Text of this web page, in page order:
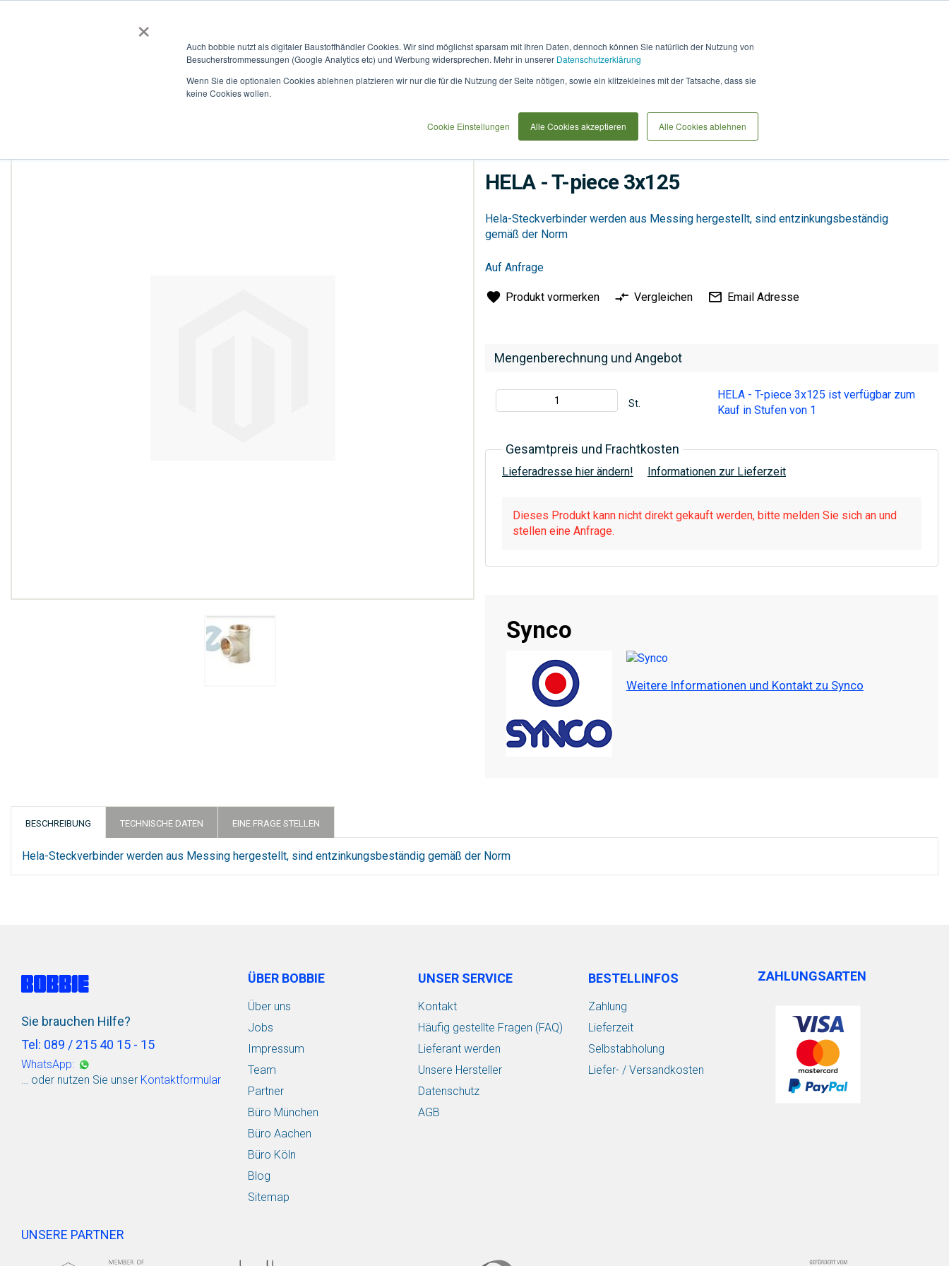
×
Auch bobbie nutzt als digitaler Baustoffhändler Cookies. Wir sind möglichst sparsam mit Ihren Daten, dennoch können Sie natürlich der Nutzung von
Besucherstrommessungen (Google Analytics etc) und Werbung widersprechen. Mehr in unserer Datenschutzerklärung
Wenn Sie die optionalen Cookies ablehnen platzieren wir nur die für die Nutzung der Seite nötigen, sowie ein klitzekleines mit der Tatsache, dass sie
keine Cookies wollen.
Cookie Einstellungen Alle Cookies akzeptieren Alle Cookies ablehnen
BOBBIEVERSUM
it
Ende
HELA - T-piece 3x125
Mengenberechnung und Angebot
St.
HELA - T-piece 3x125 ist verfügbar zum
Kauf in Stufen von 1
Gesamtpreis und Frachtkosten
Lieferadresse hier ändern! Informationen zur Lieferzeit
Dieses Produkt kann nicht direkt gekauft werden, bitte melden Sie sich an und
stellen eine Anfrage.
Synco
Weitere Informationen und Kontakt zu Synco
Hela-Steckverbinder werden aus Messing hergestellt, sind entzinkungsbeständig
gemäß der Norm
Auf Anfrage
Produkt vormerken Vergleichen Email Adresse
BESCHREIBUNG
Hela-Steckverbinder werden aus Messing hergestellt, sind entzinkungsbeständig gemäß der Norm
TECHNISCHE DATEN EINE FRAGE STELLEN
Sie brauchen Hilfe?
Tel: 089 / 215 40 15 - 15
WhatsApp:
… oder nutzen Sie unser Kontaktformular
ÜBER BOBBIE
Über uns
Jobs
Impressum
Team
Partner
Büro München
Büro Aachen
Büro Köln
Blog
Sitemap
UNSER SERVICE
Kontakt
Häufig gestellte Fragen (FAQ)
Lieferant werden
Unsere Hersteller
Datenschutz
AGB
BESTELLINFOS
Zahlung
Lieferzeit
Selbstabholung
Liefer- / Versandkosten
ZAHLUNGSARTEN
UNSERE PARTNER